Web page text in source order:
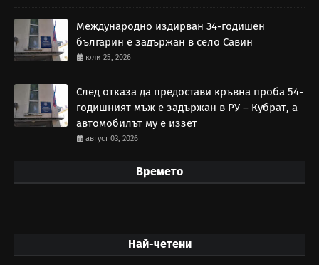
Международно издирван 34-годишен
българин е задържан в село Савин
юли 25, 2026
След отказа да предостави кръвна проба 54-
годишният мъж е задържан в РУ – Кубрат, а
автомобилът му е иззет
август 03, 2026
Времето
Най-четени